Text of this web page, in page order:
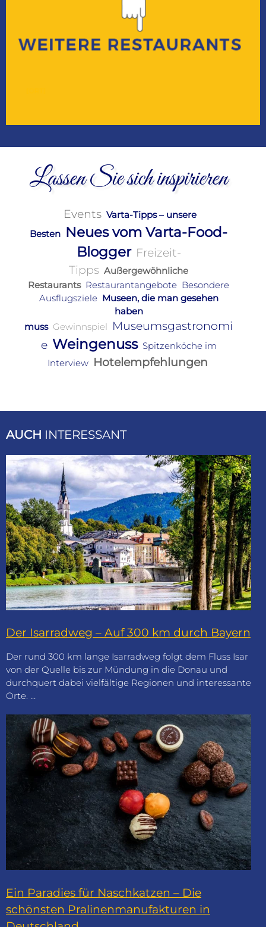
Lassen Sie sich inspirieren
Events Varta-Tipps – unsere
Besten Neues vom Varta-Food-
Blogger Freizeit-
Tipps Außergewöhnliche
Restaurants Restaurantangebote Besondere
Ausflugsziele Museen, die man gesehen
haben
muss Gewinnspiel Museumsgastronomi
e Weingenuss Spitzenköche im
Interview Hotelempfehlungen
AUCH INTERESSANT
Der Isarradweg – Auf 300 km durch Bayern
Der rund 300 km lange Isarradweg folgt dem Fluss Isar
von der Quelle bis zur Mündung in die Donau und
durchquert dabei vielfältige Regionen und interessante
Orte. …
Ein Paradies für Naschkatzen – Die
schönsten Pralinenmanufakturen in